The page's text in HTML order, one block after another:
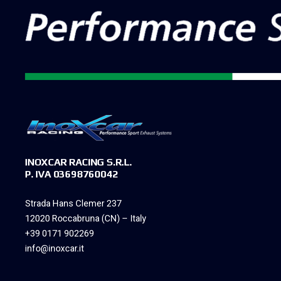
INOXCAR RACING S.R.L.
P. IVA 03698760042
Strada Hans Clemer 237
12020 Roccabruna (CN) – Italy
+39 0171 902269
info@inoxcar.it